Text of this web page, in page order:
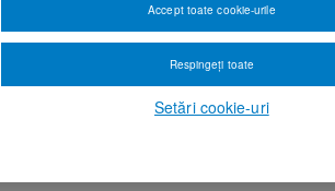
Setări cookie-uri
Respingeți toate
Accept toate cookie-urile